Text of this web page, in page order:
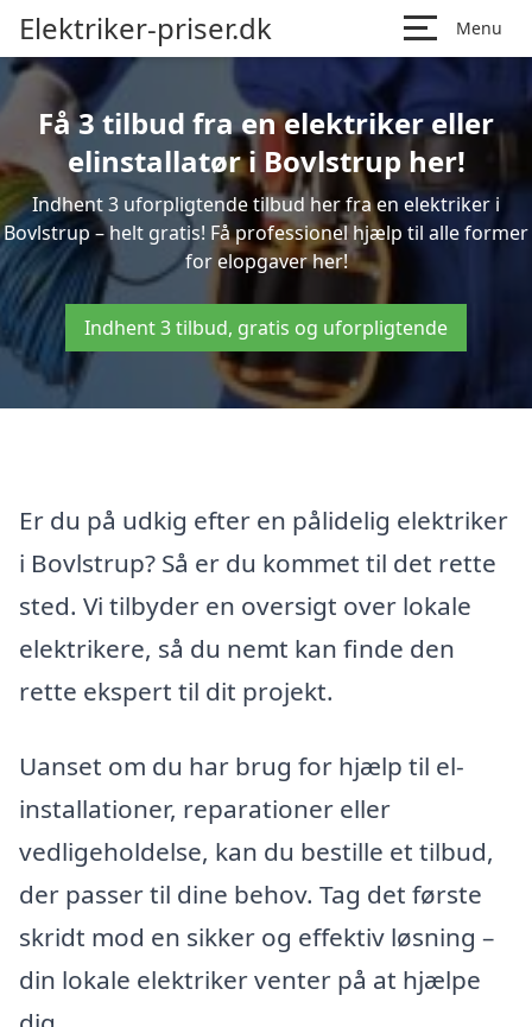
Elektriker-priser.dk Menu
Få 3 tilbud fra en elektriker eller
elinstallatør i Bovlstrup her!
Indhent 3 uforpligtende tilbud her fra en elektriker i
Bovlstrup – helt gratis! Få professionel hjælp til alle former
for elopgaver her!
Indhent 3 tilbud, gratis og uforpligtende
Er du på udkig efter en pålidelig elektriker
i Bovlstrup? Så er du kommet til det rette
sted. Vi tilbyder en oversigt over lokale
elektrikere, så du nemt kan finde den
rette ekspert til dit projekt.
Uanset om du har brug for hjælp til el-
installationer, reparationer eller
vedligeholdelse, kan du bestille et tilbud,
der passer til dine behov. Tag det første
skridt mod en sikker og effektiv løsning –
din lokale elektriker venter på at hjælpe